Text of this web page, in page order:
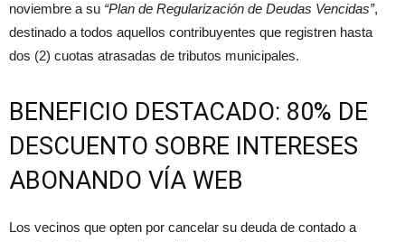
noviembre a su “Plan de Regularización de Deudas Vencidas”,
destinado a todos aquellos contribuyentes que registren hasta
dos (2) cuotas atrasadas de tributos municipales.
BENEFICIO DESTACADO: 80% DE
DESCUENTO SOBRE INTERESES
ABONANDO VÍA WEB
Los vecinos que opten por cancelar su deuda de contado a